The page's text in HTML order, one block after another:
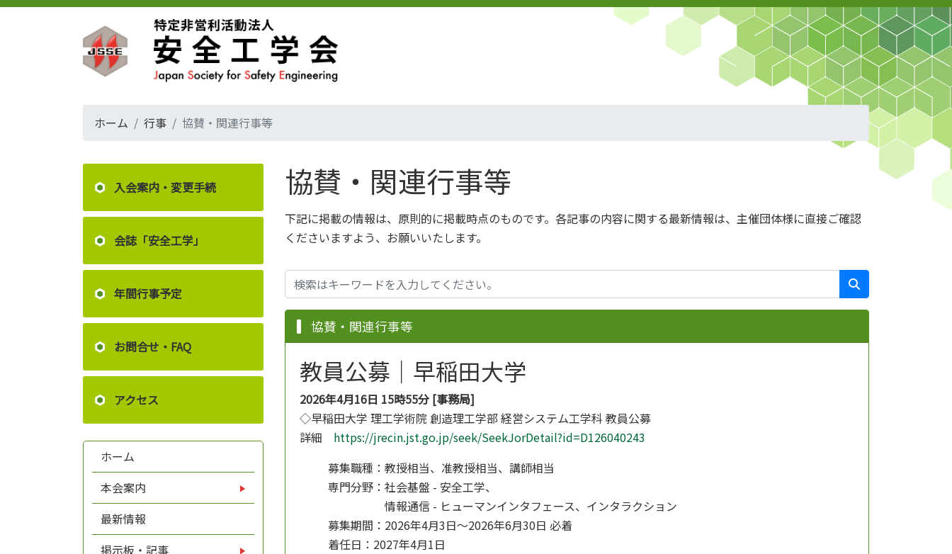
ホーム 行事 協賛・関連行事等
入会案内・変更手続
会誌「安全工学」
年間行事予定
お問合せ・FAQ
アクセス
ホーム
本会案内
最新情報
掲示板・記事
協賛・関連行事等
下記に掲載の情報は、原則的に掲載時点のものです。各記事の内容に関する最新情報は、主催団体様に直接ご確認
くださいますよう、お願いいたします。
協賛・関連行事等
教員公募｜早稲田大学
2026年4月16日 15時55分 [事務局]
◇早稲田大学 理工学術院 創造理工学部 経営システム工学科 教員公募
詳細 https://jrecin.jst.go.jp/seek/SeekJorDetail?id=D126040243
募集職種：教授相当、准教授相当、講師相当
専門分野：社会基盤 - 安全工学、
情報通信 - ヒューマンインタフェース、インタラクション
募集期間：2026年4月3日～2026年6月30日 必着
着任日：2027年4月1日